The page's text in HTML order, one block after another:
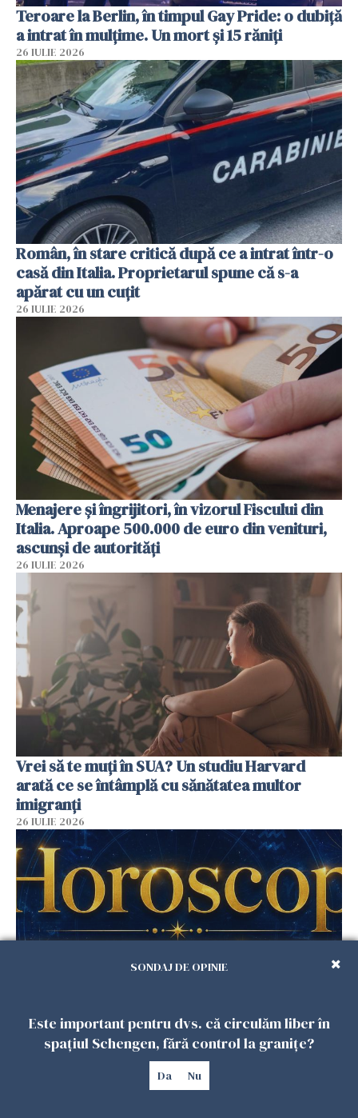
Teroare la Berlin, în timpul Gay Pride: o dubiță
a intrat în mulțime. Un mort și 15 răniți
26 IULIE 2026
Român, în stare critică după ce a intrat într-o
casă din Italia. Proprietarul spune că s-a
apărat cu un cuțit
26 IULIE 2026
Menajere și îngrijitori, în vizorul Fiscului din
Italia. Aproape 500.000 de euro din venituri,
ascunși de autorități
26 IULIE 2026
Vrei să te muți în SUA? Un studiu Harvard
arată ce se întâmplă cu sănătatea multor
imigranți
26 IULIE 2026
Horoscop 27 iulie. Lunea care schimbă ritmul
săptămânii. Universul deschide uși
neașteptate pentru unele zodii
SONDAJ DE OPINIE
Este important pentru dvs. că circulăm liber în
spațiul Schengen, fără control la granițe?
Da Nu